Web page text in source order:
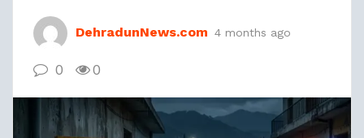
DehradunNews.com 4 months ago
0 0